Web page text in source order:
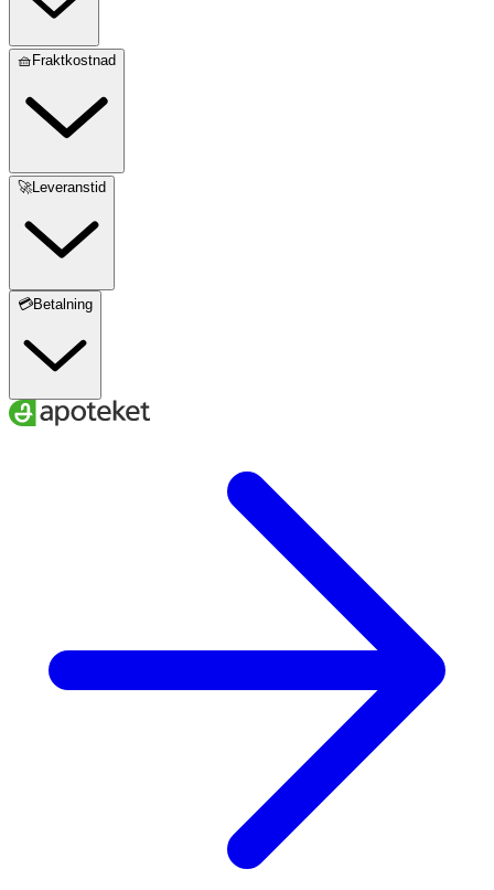
🧺Fraktkostnad
🚀Leveranstid
💳Betalning